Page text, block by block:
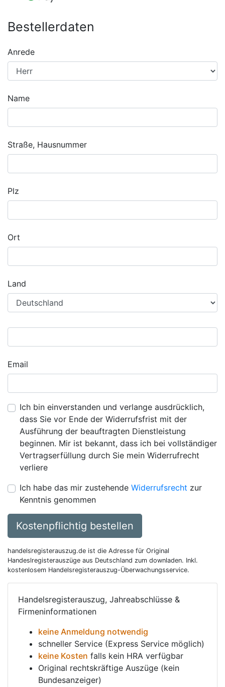
Bestellerdaten
Anrede
Name
Straße, Hausnummer
Plz
Ort
Land
Email
Ich bin einverstanden und verlange ausdrücklich,
dass Sie vor Ende der Widerrufsfrist mit der
Ausführung der beauftragten Dienstleistung
beginnen. Mir ist bekannt, dass ich bei vollständiger
Vertragserfüllung durch Sie mein Widerrufrecht
verliere
Ich habe das mir zustehende Widerrufsrecht zur
Kenntnis genommen
Kostenpflichtig bestellen
handelsregisterauszug.de ist die Adresse für Original
Handeslregisterauszüge aus Deutschland zum downladen. Inkl.
kostenlosem Handelsregisterauszug-Überwachungsservice.
Handelsregisterauszug, Jahreabschlüsse &
Firmeninformationen
keine Anmeldung notwendig
schneller Service (Express Service möglich)
keine Kosten falls kein HRA verfügbar
Original rechtskräftige Auszüge (kein
Bundesanzeiger)